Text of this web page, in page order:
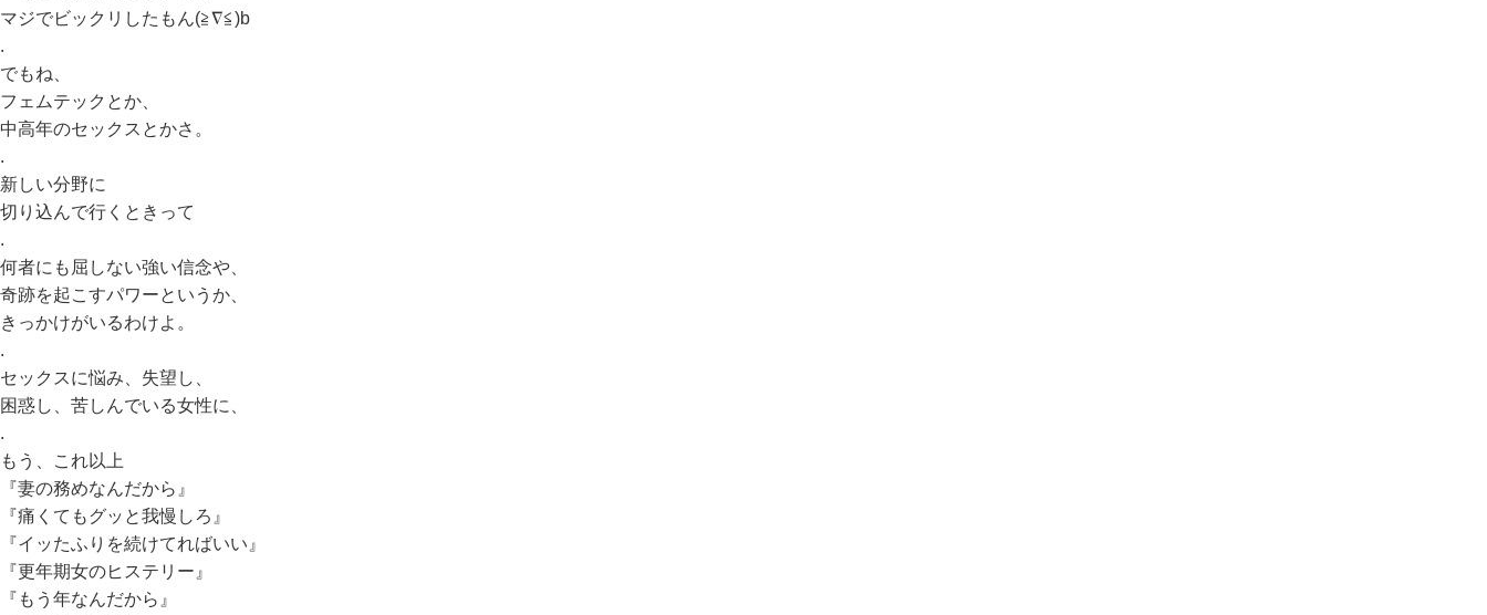
マジでビックリしたもん(≧∇≦)b
.
でもね、
フェムテックとか、
中高年のセックスとかさ。
.
新しい分野に
切り込んで行くときって
.
何者にも屈しない強い信念や、
奇跡を起こすパワーというか、
きっかけがいるわけよ。
.
セックスに悩み、失望し、
困惑し、苦しんでいる女性に、
.
もう、これ以上
『妻の務めなんだから』
『痛くてもグッと我慢しろ』
『イッたふりを続けてればいい』
『更年期女のヒステリー』
『もう年なんだから』